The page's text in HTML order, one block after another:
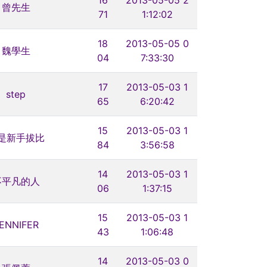
曾先生
71
1:12:02
魏學生
18
04
2013-05-05 0
7:33:30
step
17
65
2013-05-03 1
6:20:42
新手拔比
15
84
2013-05-03 1
3:56:58
凡的人
14
06
2013-05-03 1
1:37:15
15
43
2013-05-03 1
1:06:48
14 2013-05-03 0